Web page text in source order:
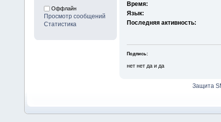
Оффлайн
Просмотр сообщений
Статистика
Время:
Язык:
Последняя активность:
Подпись:
нет нет да и да
Защита